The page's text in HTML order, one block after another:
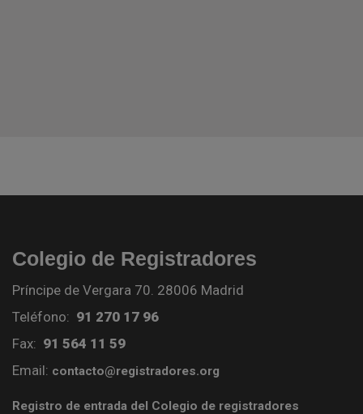
Colegio de Registradores
Príncipe de Vergara 70. 28006 Madrid
Teléfono: 91 270 17 96
Fax: 91 564 11 59
Email: contacto@registradores.org
Registro de entrada del Colegio de registradores